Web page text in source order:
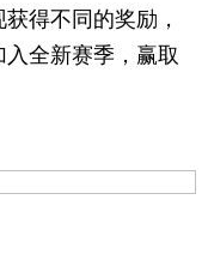
得不同的奖励，
全新赛季，赢取